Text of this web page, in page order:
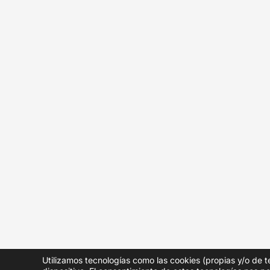
Utilizamos tecnologías como las cookies (propias y/o de